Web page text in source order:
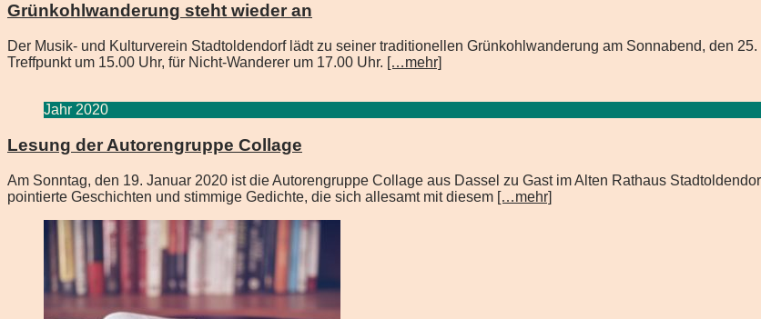
Grünkohlwanderung steht wieder an
Der Musik- und Kulturverein Stadtoldendorf lädt zu seiner traditionellen Grünkohlwanderung am Sonnabend, den
Treffpunkt um 15.00 Uhr, für Nicht-Wanderer um 17.00 Uhr. […mehr]
Jahr 2020
Lesung der Autorengruppe Collage
Am Sonntag, den 19. Januar 2020 ist die Autorengruppe Collage aus Dassel zu Gast im Alten Rathaus
pointierte Geschichten und stimmige Gedichte, die sich allesamt mit diesem […mehr]